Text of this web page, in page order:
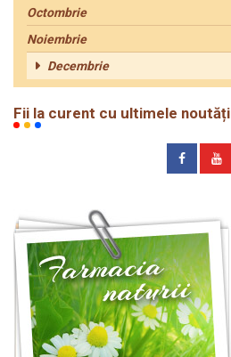
Octombrie
Noiembrie
Decembrie
Fii la curent cu ultimele noutăți